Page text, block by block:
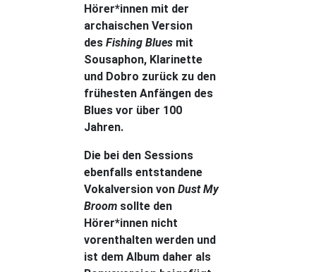
Hörer*innen mit der
archaischen Version
des Fishing Blues mit
Sousaphon, Klarinette
und Dobro zurück zu den
frühesten Anfängen des
Blues vor über 100
Jahren.
Die bei den Sessions
ebenfalls entstandene
Vokalversion von Dust My
Broom sollte den
Hörer*innen nicht
vorenthalten werden und
ist dem Album daher als